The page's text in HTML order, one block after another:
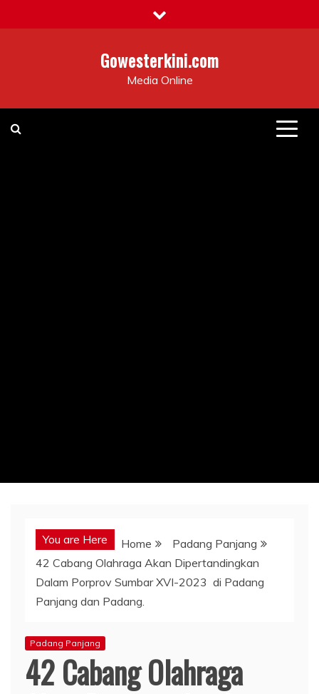
to
Gowesterkini.com
Media Online
You are Here Home
Padang Panjang
42 Cabang Olahraga Akan Dipertandingkan
Dalam Porprov Sumbar XVI-2023 di Padang
Panjang dan Padang.
Padang Panjang
42 Cabang Olahraga